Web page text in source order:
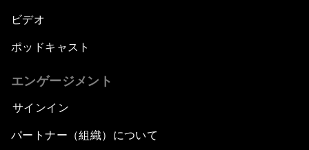
ビデオ
ポッドキャスト
エンゲージメント
サインイン
パートナー（組織）について